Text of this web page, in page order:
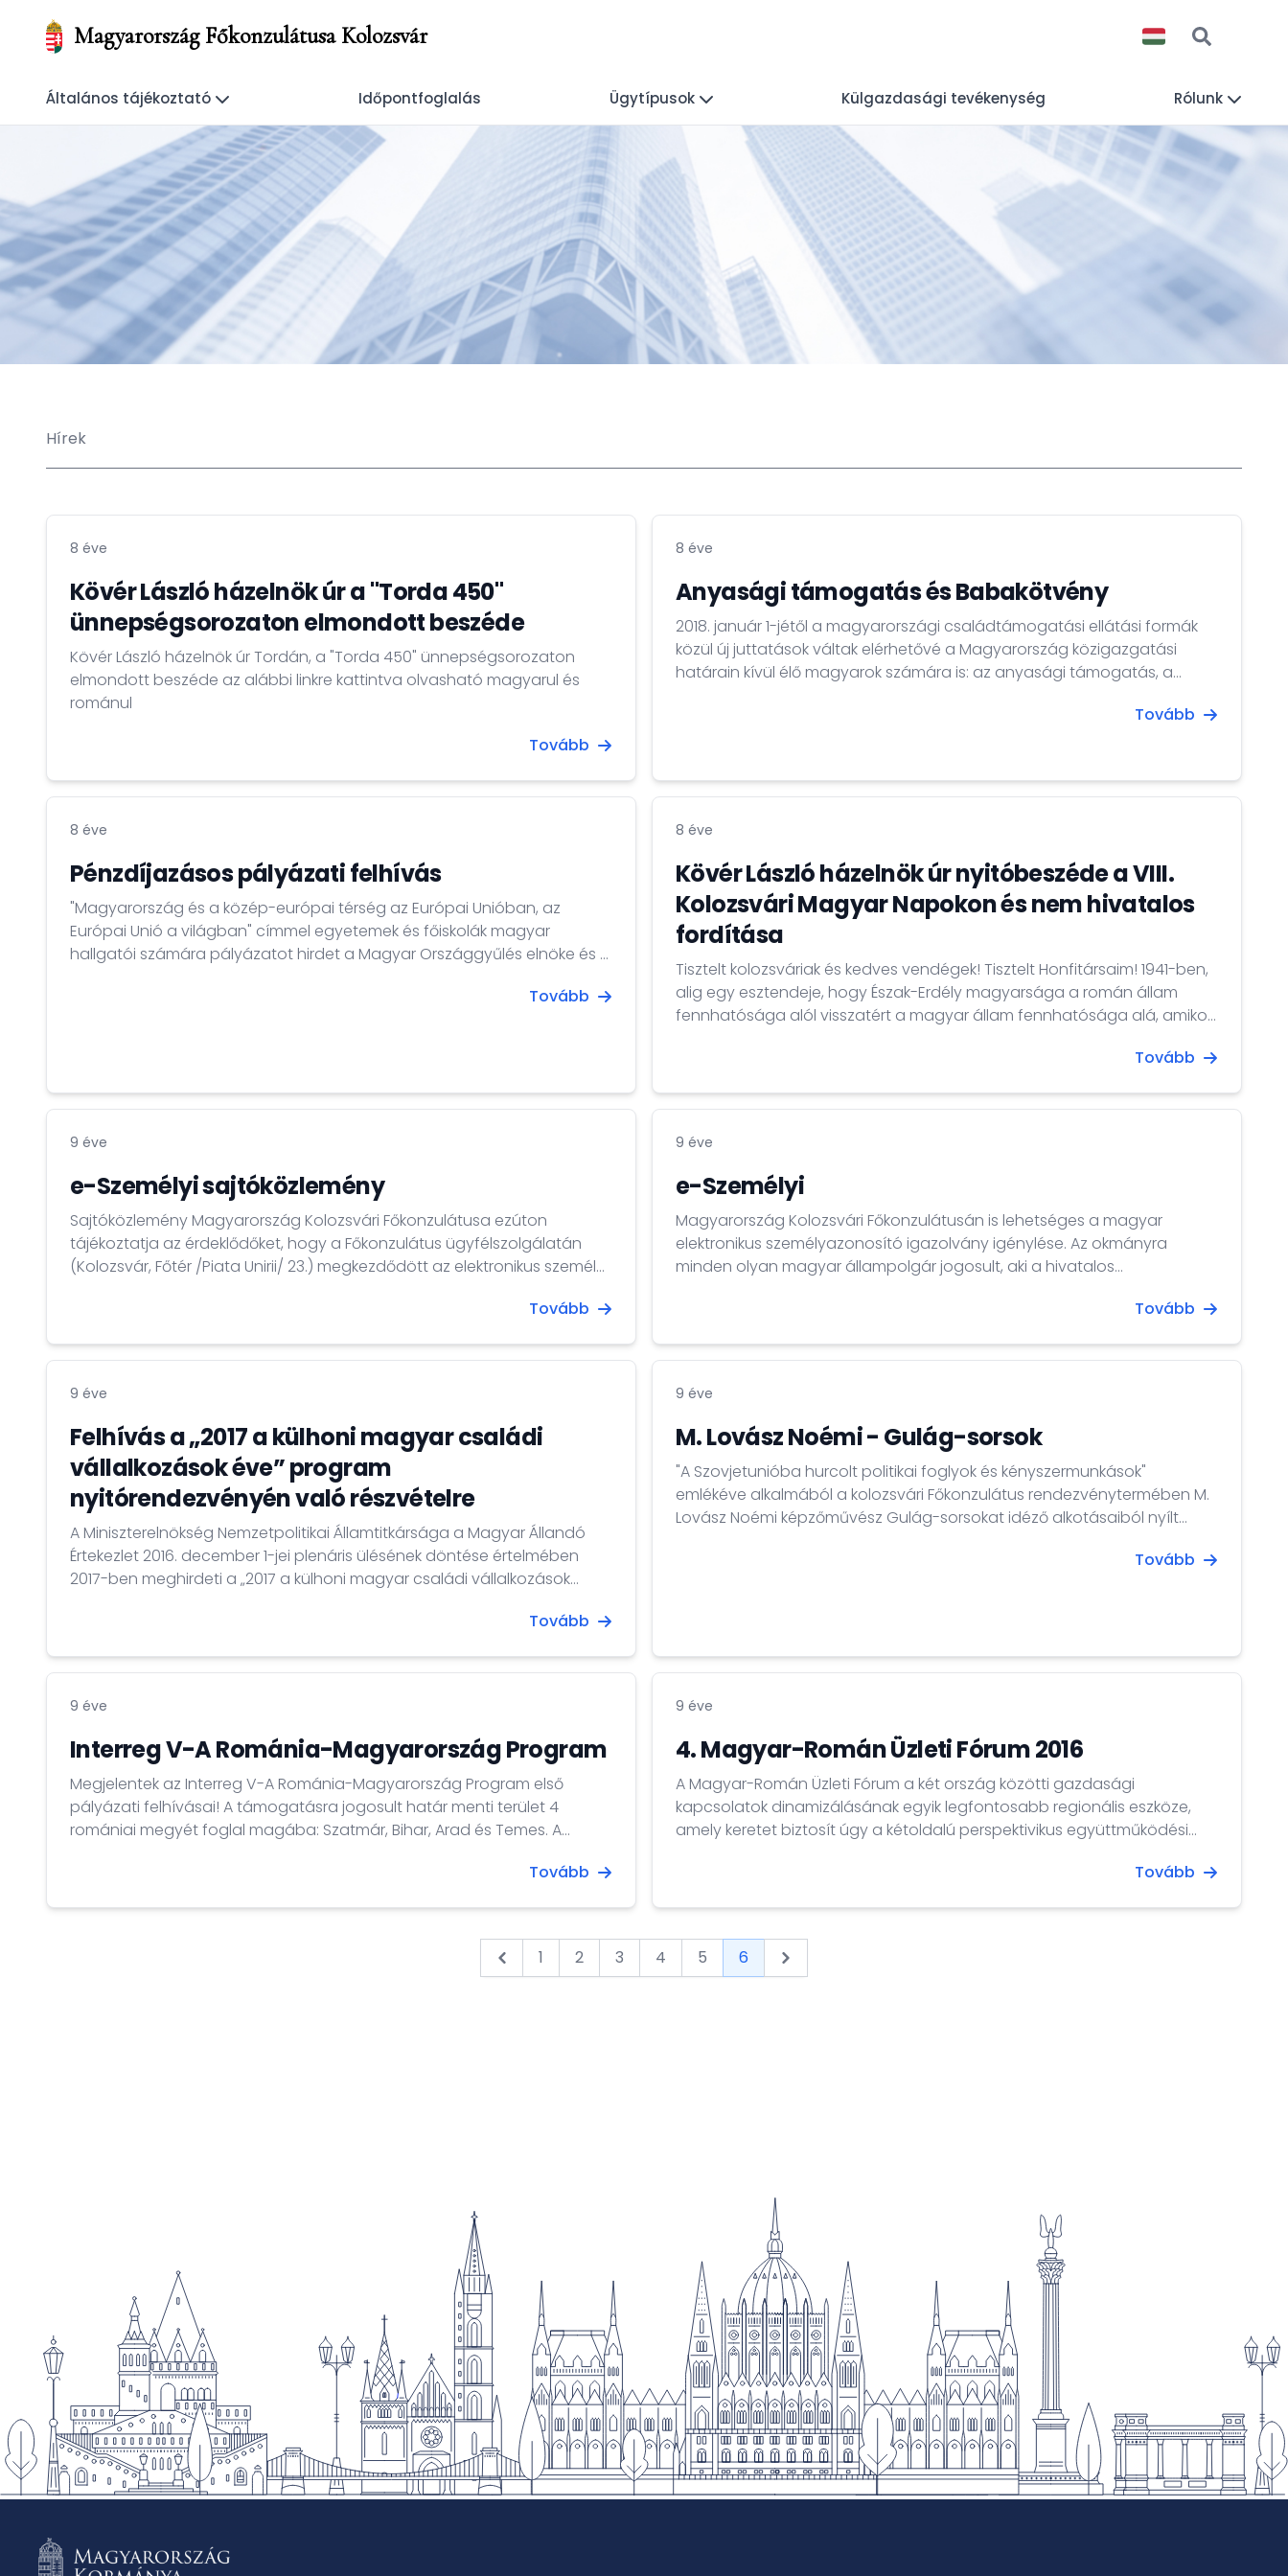
Magyarország Főkonzulátusa Kolozsvár
Általános tájékoztató Időpontfoglalás Ügytípusok Külgazdasági tevékenység Rólunk
Hírek
8 éve
Kövér László házelnök úr a "Torda 450"
ünnepségsorozaton elmondott beszéde
Kövér László házelnök úr Tordán, a "Torda 450" ünnepségsorozaton
elmondott beszéde az alábbi linkre kattintva olvasható magyarul és
románul
Tovább
8 éve
Anyasági támogatás és Babakötvény
2018. január 1-jétől a magyarországi családtámogatási ellátási formák
közül új juttatások váltak elérhetővé a Magyarország közigazgatási
határain kívül élő magyarok számára is: az anyasági támogatás, a
Tovább
8 éve
Pénzdíjazásos pályázati felhívás
"Magyarország és a közép-európai térség az Európai Unióban, az
Európai Unió a világban" címmel egyetemek és főiskolák magyar
hallgatói számára pályázatot hirdet a Magyar Országgyűlés elnöke és a
15. 1. helyezett: 400 ezer forint, 2. helyezett: 300 ezer forint, 3. helyezett:
Tovább
8 éve
Kövér László házelnök úr nyitóbeszéde a VIII.
Kolozsvári Magyar Napokon és nem hivatalos
fordítása
Tisztelt kolozsváriak és kedves vendégek! Tisztelt Honfitársaim! 1941-ben,
alig egy esztendeje, hogy Észak-Erdély magyarsága a román állam
fennhatósága alól visszatért a magyar állam fennhatósága alá, amikor
meghívták Kolozsvárra, hogy tartson előadást Erdély...
Tovább
9 éve
e-Személyi sajtóközlemény
Sajtóközlemény Magyarország Kolozsvári Főkonzulátusa ezúton
tájékoztatja az érdeklődőket, hogy a Főkonzulátus ügyfélszolgálatán
(Kolozsvár, Főtér /Piata Unirii/ 23.) megkezdődött az elektronikus személyi
ügyintézés. Magyar állampolgárok már 2016. január 1-jétől igényelhették
kormányablak ügyfélszolgálatoknál volt beadható a kérelem
magyarországi lakcímmel).
Tovább
9 éve
e-Személyi
Magyarország Kolozsvári Főkonzulátusán is lehetséges a magyar
elektronikus személyazonosító igazolvány igénylése. Az okmányra
minden olyan magyar állampolgár jogosult, aki a hivatalos
magyarországi lakóhelytől függetlenül. Az eljárás és az okmány kiállítása
Tovább
9 éve
Felhívás a „2017 a külhoni magyar családi
vállalkozások éve” program
nyitórendezvényén való részvételre
A Miniszterelnökség Nemzetpolitikai Államtitkársága a Magyar Állandó
Értekezlet 2016. december 1-jei plenáris ülésének döntése értelmében
2017-ben meghirdeti a „2017 a külhoni magyar családi vállalkozások
Tovább
9 éve
M. Lovász Noémi - Gulág-sorsok
"A Szovjetunióba hurcolt politikai foglyok és kényszermunkások"
emlékéve alkalmából a kolozsvári Főkonzulátus rendezvénytermében M.
Lovász Noémi képzőművész Gulág-sorsokat idéző alkotásaiból nyílt
Tovább
9 éve
Interreg V-A Románia-Magyarország Program
Megjelentek az Interreg V-A Románia-Magyarország Program első
pályázati felhívásai! A támogatásra jogosult határ menti terület 4
romániai megyét foglal magába: Szatmár, Bihar, Arad és Temes. A
támogatáshoz. A pályázatokat elektronikusan lehet benyújtani 2017.
Tovább
9 éve
4. Magyar-Román Üzleti Fórum 2016
A Magyar-Román Üzleti Fórum a két ország közötti gazdasági
kapcsolatok dinamizálásának egyik legfontosabb regionális eszköze,
amely keretet biztosít úgy a kétoldalú perspektivikus együttműködési
Tovább
&laquo; Previous
1 2 3 4 5 6